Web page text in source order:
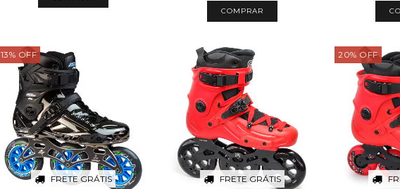
COMPRAR
13% OFF
FRETE GRÁTIS FRETE GRÁTIS
20% OFF